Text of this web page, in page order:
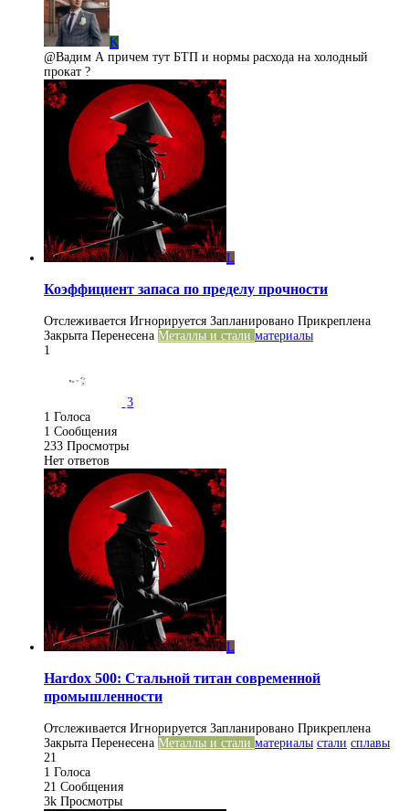
K
@Вадим А причем тут БТП и нормы расхода на холодный
прокат ?
L
Коэффициент запаса по пределу прочности
Отслеживается Игнорируется Запланировано Прикреплена
Закрыта Перенесена Металлы и стали материалы
1
3
1 Голоса
1 Сообщения
233 Просмотры
Нет ответов
L
Hardox 500: Стальной титан современной
промышленности
Отслеживается Игнорируется Запланировано Прикреплена
Закрыта Перенесена Металлы и стали материалы стали сплавы
21
1 Голоса
21 Сообщения
3k Просмотры